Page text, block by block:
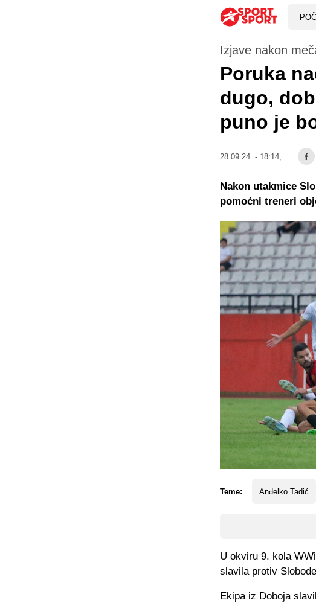
Izjave nakon
Poruka
dugo,
puno je
28.09.24. - 18:14,
Teme: Anđelko Tadić
Nakon utakmice
pomoćni treneri
U okviru 9. kola
slavila protiv
Ekipa iz Doboja